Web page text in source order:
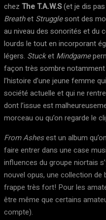
chez The T.A.W.S(et je dis pas
Breathet Strugglesont des
au niveau des sonorités et du
lourds le tout en incorporant
légers. Stucket Mindgame
façon très sombre notamment
l’histoire d’une jeune femme
société actuelle et qui ne
dont l’issue est
morceau ou qu’on regarde le
From Ashesest un album
faire entrer dans une case
influences du groupe niortais
nouvel opus, une collection de
frappe très fort! Pour les
être même que certains
compte).